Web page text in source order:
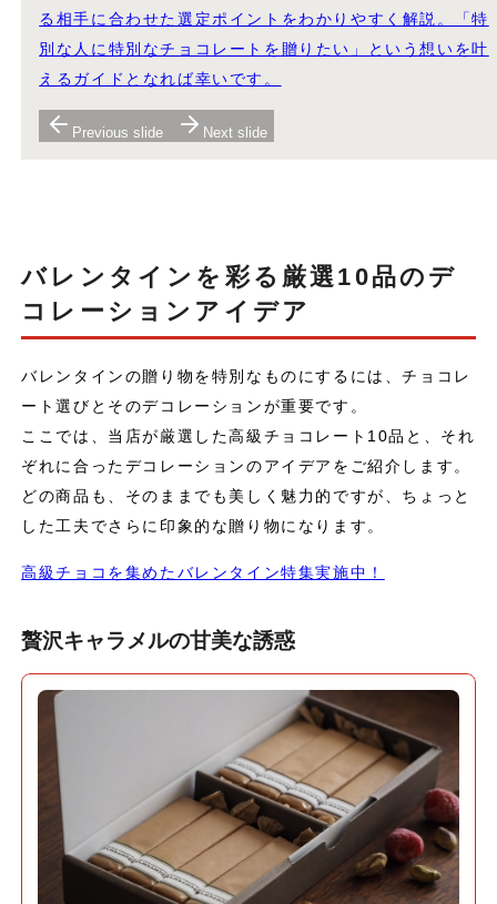
る相手に合わせた選定ポイントをわかりやすく解説。「特
別な人に特別なチョコレートを贈りたい」という想いを叶
えるガイドとなれば幸いです。
Previous slide Next slide
バレンタインを彩る厳選10品のデ
コレーションアイデア
バレンタインの贈り物を特別なものにするには、チョコレ
ート選びとそのデコレーションが重要です。
ここでは、当店が厳選した高級チョコレート10品と、それ
ぞれに合ったデコレーションのアイデアをご紹介します。
どの商品も、そのままでも美しく魅力的ですが、ちょっと
した工夫でさらに印象的な贈り物になります。
高級チョコを集めたバレンタイン特集実施中！
贅沢キャラメルの甘美な誘惑